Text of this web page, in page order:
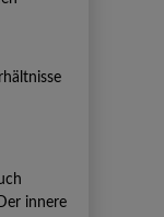
innere